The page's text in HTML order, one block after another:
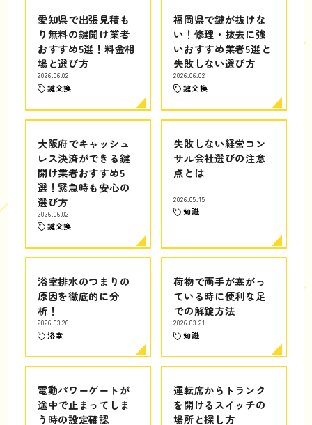
愛知県で出張見積も
り無料の鍵開け業者
おすすめ5選！料金相
場と選び方
2026.06.02
鍵交換
福岡県で鍵が抜けな
い！修理・抜去に強
いおすすめ業者5選と
失敗しない選び方
2026.06.02
鍵交換
大阪府でキャッシュ
レス決済ができる鍵
開け業者おすすめ5
選！緊急時も安心の
選び方
2026.06.02
鍵交換
失敗しない経営コン
サル会社選びの注意
点とは
2026.05.15
知識
浴室排水のつまりの
原因を徹底的に分
析！
2026.03.26
浴室
荷物で両手が塞がっ
ている時に便利な足
での解錠方法
2026.03.21
知識
電動パワーゲートが
途中で止まってしま
う時の設定確認
運転席からトランク
を開けるスイッチの
場所と探し方